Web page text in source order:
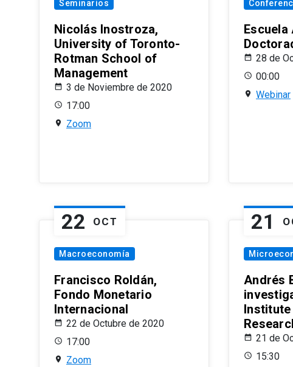
Seminarios
Nicolás Inostroza,
University of Toronto-
Rotman School of
Management
3 de Noviembre de 2020
17:00
Zoom
28 de
00:00
Webinar
22 OCT
Macroeconomía
Francisco Roldán,
Fondo Monetario
Internacional
22 de Octubre de 2020
17:00
Zoom
21
Andrés
21 de
15:30